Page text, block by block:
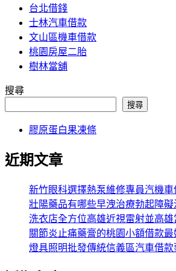
台北借錢
士林汽車借款
文山區機車借款
桃園房屋二胎
樹林當舖
搜尋
搜尋
膠原蛋白果凍條
近期文章
新竹眼科選擇熱泵維修專員汽機
壯陽藥品有哪些早洩治療勃起障
洗衣店全方位高雄近視雷射並高
關節炎止痛藥膏的桃園小額借款
燈具照明批發傳統信義區汽車借